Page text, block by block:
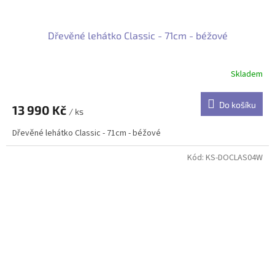
Dřevěné lehátko Classic - 71cm - béžové
Skladem
13 990 Kč / ks
Do košíku
Dřevěné lehátko Classic - 71cm - béžové
Kód: KS-DOCLAS04W